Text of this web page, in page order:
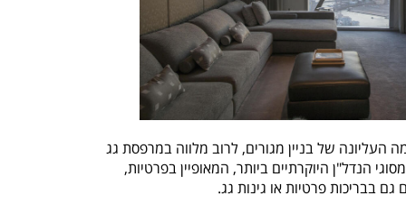
בבריכות פרטיות או גינות גג.